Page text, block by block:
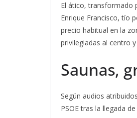
El ático, transformado
Enrique Francisco, tío
precio habitual en la
privilegiadas al centro
Saunas,
Según audios
PSOE tras la llegada